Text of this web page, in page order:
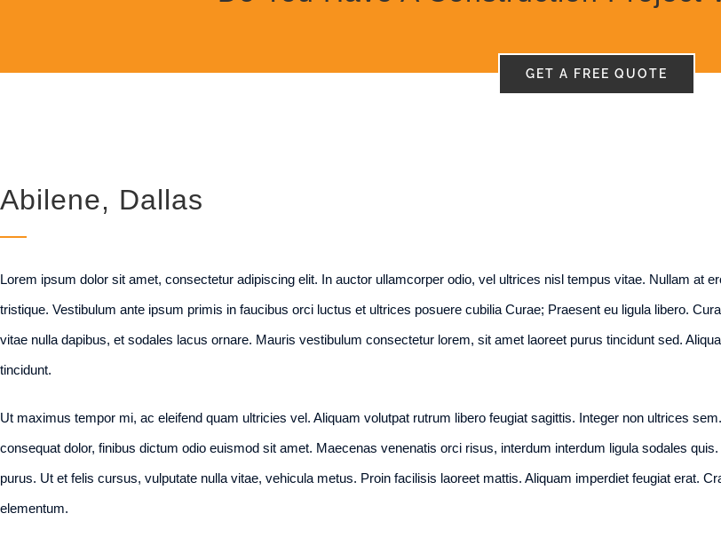
GET A FREE QUOTE
Abilene, Dallas
Lorem ipsum dolor sit amet, consectetur adipiscing elit. In auctor ullamcorper odio, vel ultrices nisl tempus vitae. Nullam at
tristique. Vestibulum ante ipsum primis in faucibus orci luctus et ultrices posuere cubilia Curae; Praesent eu ligula libero.
vitae nulla dapibus, et sodales lacus ornare. Mauris vestibulum consectetur lorem, sit amet laoreet purus tincidunt sed.
tincidunt.
Ut maximus tempor mi, ac eleifend quam ultricies vel. Aliquam volutpat rutrum libero feugiat sagittis. Integer non ultrices
consequat dolor, finibus dictum odio euismod sit amet. Maecenas venenatis orci risus, interdum interdum ligula sodales
purus. Ut et felis cursus, vulputate nulla vitae, vehicula metus. Proin facilisis laoreet mattis. Aliquam imperdiet feugiat erat.
elementum.